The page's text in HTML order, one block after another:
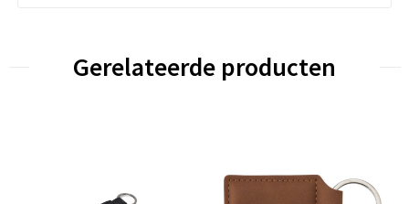
Gerelateerde producten